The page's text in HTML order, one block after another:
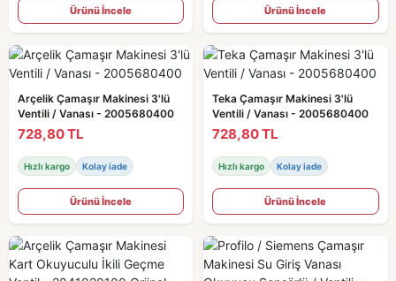
Ürünü İncele Ürünü İncele
Arçelik Çamaşır Makinesi 3'lü
Ventili / Vanası - 2005680400
728,80 TL
Hızlı kargo Kolay iade
Ürünü İncele
Teka Çamaşır Makinesi 3'lü
Ventili / Vanası - 2005680400
728,80 TL
Hızlı kargo Kolay iade
Ürünü İncele